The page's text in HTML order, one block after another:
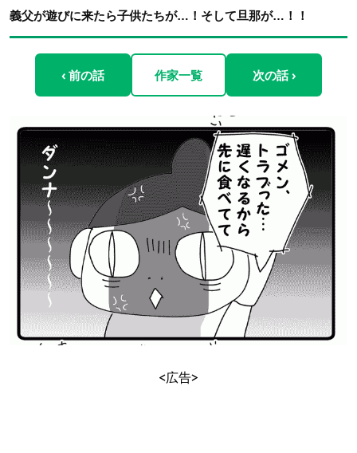
義父が遊びに来たら子供たちが…！そして旦那が…！！
‹ 前の話 作家一覧 次の話 ›
<広告>